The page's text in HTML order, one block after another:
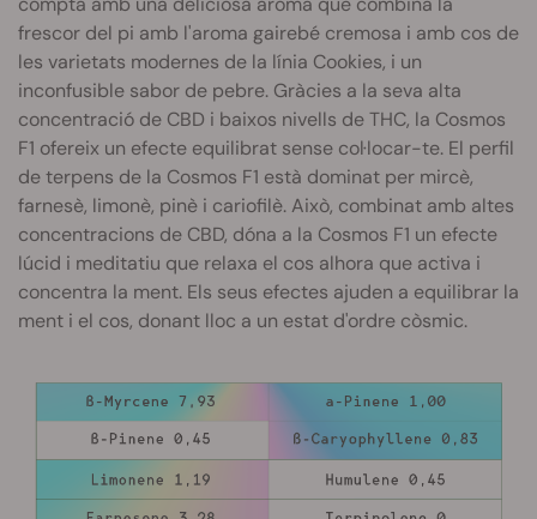
frescor del pi amb l'aroma gairebé cremosa i amb cos de
les varietats modernes de la línia Cookies, i un
inconfusible sabor de pebre. Gràcies a la seva alta
concentració de CBD i baixos nivells de THC, la Cosmos
F1 ofereix un efecte equilibrat sense col·locar-te. El perfil
de terpens de la Cosmos F1 està dominat per mircè,
farnesè, limonè, pinè i cariofilè. Això, combinat amb altes
concentracions de CBD, dóna a la Cosmos F1 un efecte
lúcid i meditatiu que relaxa el cos alhora que activa i
concentra la ment. Els seus efectes ajuden a equilibrar la
ment i el cos, donant lloc a un estat d'ordre còsmic.